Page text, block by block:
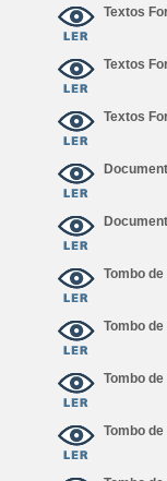
Textos
Textos
Textos
Tombo
Tombo
Tombo
Tombo